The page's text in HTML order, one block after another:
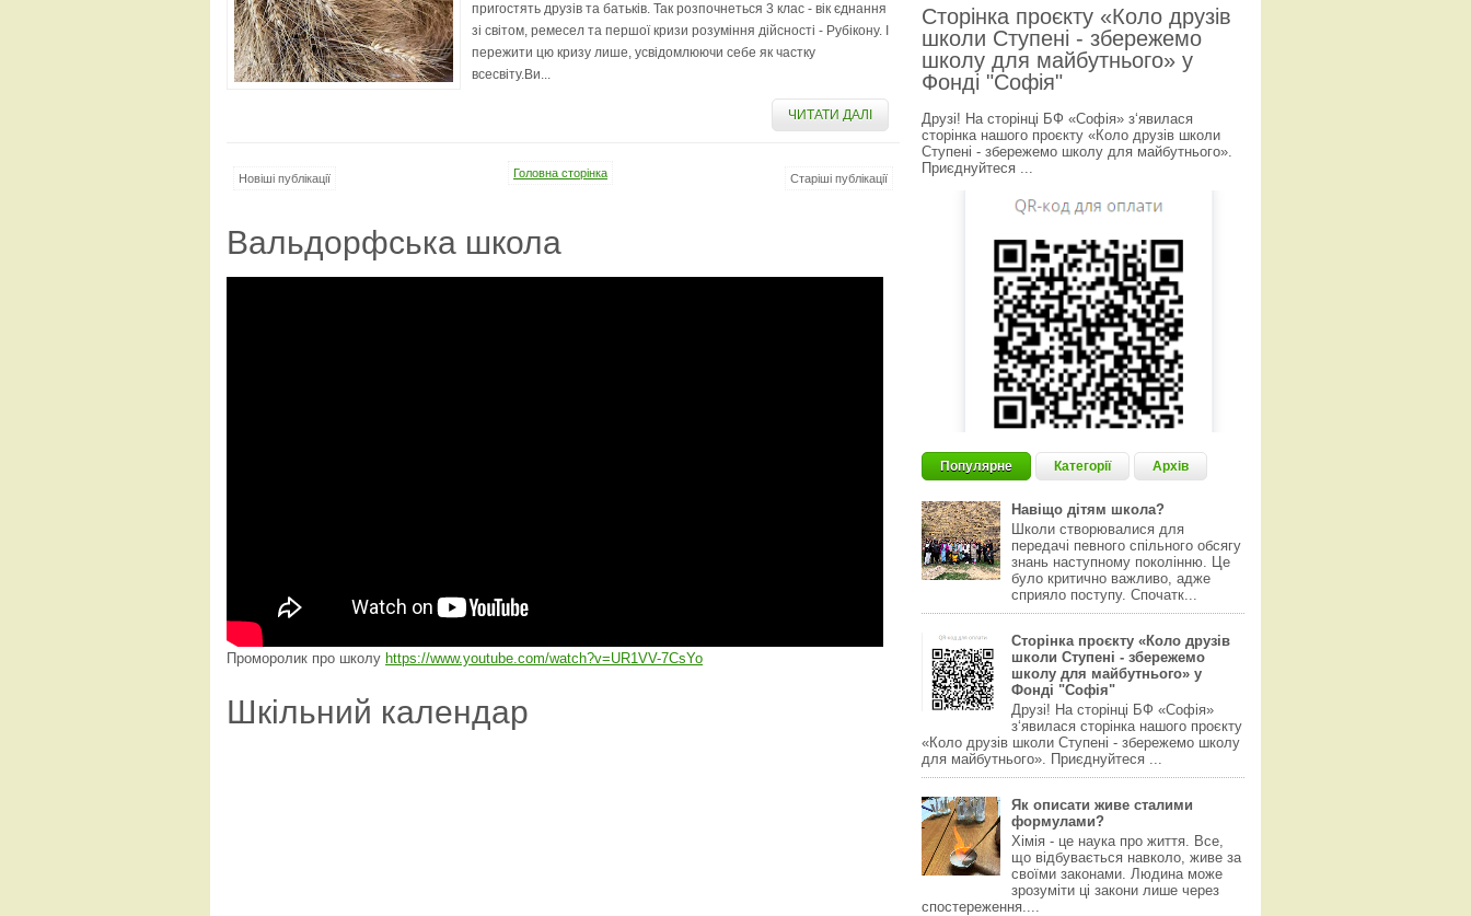
пригостять друзів та батьків. Так розпочнеться 3 клас - вік єднання
зі світом, ремесел та першої кризи розуміння дійсності - Рубікону. І
пережити цю кризу лише, усвідомлюючи себе як частку
всесвіту.Ви...
ЧИТАТИ ДАЛІ
Новіші публікації Старіші публікації
Головна сторінка
Вальдорфська школа
Проморолик про школу https://www.youtube.com/watch?v=UR1VV-7CsYo
Шкільний календар
Сторінка проєкту «Коло друзів
школи Ступені - збережемо
школу для майбутнього» у
Фонді "Софія"
Друзі! На сторінці БФ «Софія» з‘явилася
сторінка нашого проєкту «Коло друзів школи
Ступені - збережемо школу для майбутнього».
Приєднуйтеся ...
Популярне Категорії Архів
Навіщо дітям школа?
Школи створювалися для
передачі певного спільного обсягу
знань наступному поколінню. Це
було критично важливо, адже
сприяло поступу. Спочатк...
Сторінка проєкту «Коло друзів
школи Ступені - збережемо
школу для майбутнього» у
Фонді "Софія"
Друзі! На сторінці БФ «Софія»
з‘явилася сторінка нашого проєкту
«Коло друзів школи Ступені - збережемо школу
для майбутнього». Приєднуйтеся ...
Як описати живе сталими
формулами?
Хімія - це наука про життя. Все,
що відбувається навколо, живе за
своїми законами. Людина може
зрозуміти ці закони лише через
спостереження....